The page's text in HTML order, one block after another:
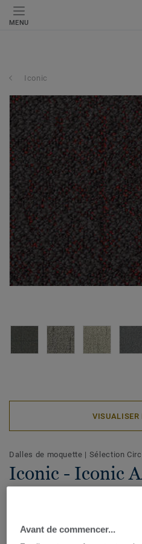
MENU
Iconic
VISUALISER
Dalles de moquette | Sélection
Iconic - Iconic
Créez un revêtement de sol
Avant de commencer...